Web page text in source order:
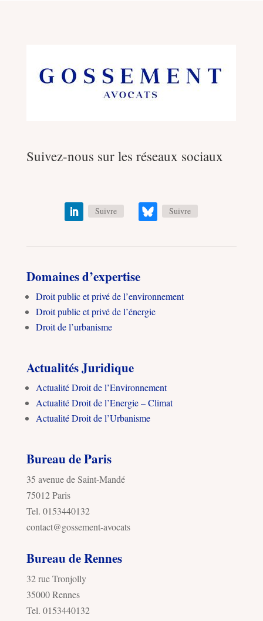
Suivez-nous sur les réseaux sociaux
Suivre Suivre
Domaines d’expertise
Droit public et privé de l’environnement
Droit public et privé de l’énergie
Droit de l’urbanisme
Actualités Juridique
Actualité Droit de l’Environnement
Actualité Droit de l’Energie – Climat
Actualité Droit de l’Urbanisme
Bureau de Paris
35 avenue de Saint-Mandé
75012 Paris
Tel. 0153440132
contact@gossement-avocats
Bureau de Rennes
32 rue Tronjolly
35000 Rennes
Tel. 0153440132